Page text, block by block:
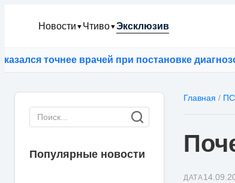
Новости ▼ Чтиво▼Эксклюзив
врачей при постановке диагнозов по
Популярные новости
Главная /
ДАТА